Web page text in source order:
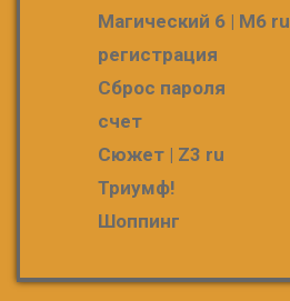
Магический 6 | M6 ru
регистрация
Сброс пароля
счет
Сюжет | Z3 ru
Триумф!
Шоппинг